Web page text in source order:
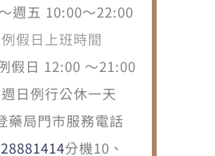
週五 10:00～22:00
例假日上班時間
假日 12:00 ～21:00
日例行公休一天
藥局門市服務電話
分機10、